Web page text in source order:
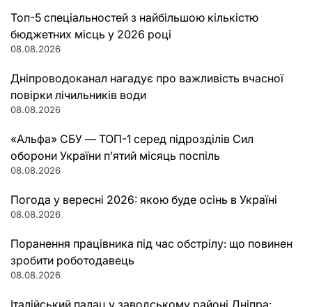
Топ-5 спеціальностей з найбільшою кількістю
бюджетних місць у 2026 році
08.08.2026
Дніпроводоканал нагадує про важливість вчасної
повірки лічильників води
08.08.2026
«Альфа» СБУ — ТОП-1 серед підрозділів Сил
оборони України п’ятий місяць поспіль
08.08.2026
Погода у вересні 2026: якою буде осінь в Україні
08.08.2026
Поранення працівника під час обстрілу: що повинен
зробити роботодавець
08.08.2026